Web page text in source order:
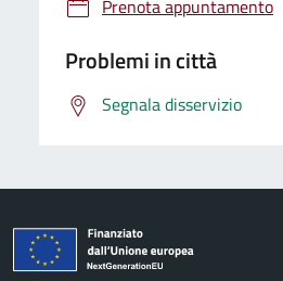
Prenota appuntamento
Problemi in città
Segnala disservizio